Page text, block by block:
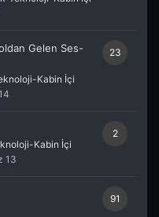
23
Gelen Ses-
Kabin İçi
2
Kabin İçi
13
91